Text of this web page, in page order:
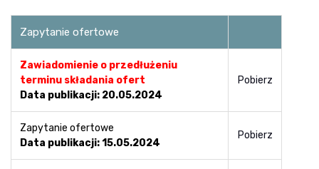
Zapytanie ofertowe
Zawiadomienie o przedłużeniu
terminu składania ofert
Data publikacji: 20.05.2024
Pobierz
Zapytanie ofertowe
Data publikacji: 15.05.2024
Pobierz